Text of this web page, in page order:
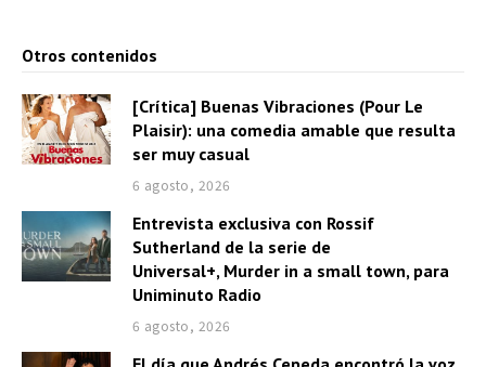
Otros contenidos
[Crítica] Buenas Vibraciones (Pour Le
Plaisir): una comedia amable que resulta
ser muy casual
6 agosto, 2026
Entrevista exclusiva con Rossif
Sutherland de la serie de
Universal+, Murder in a small town, para
Uniminuto Radio
6 agosto, 2026